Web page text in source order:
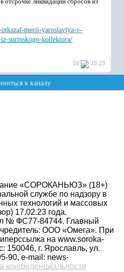
«СОРОКАНЬЮЗ» (18+)
службе по надзору в
технологий и массовых
17.02.23 года.
№ ФС77-84744. Главный
ООО «Омега». При
на www.soroka-
150046, г. Ярославль, ул.
90, e-mail: news-
конфиденциальности